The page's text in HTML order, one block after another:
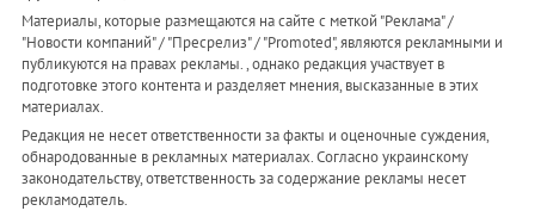
Материалы, которые размещаются на сайте с меткой "Реклама" /
"Новости компаний" / "Пресрелиз" / "Promoted", являются рекламными и
публикуются на правах рекламы. , однако редакция участвует в
подготовке этого контента и разделяет мнения, высказанные в этих
материалах.
Редакция не несет ответственности за факты и оценочные суждения,
обнародованные в рекламных материалах. Согласно украинскому
законодательству, ответственность за содержание рекламы несет
рекламодатель.